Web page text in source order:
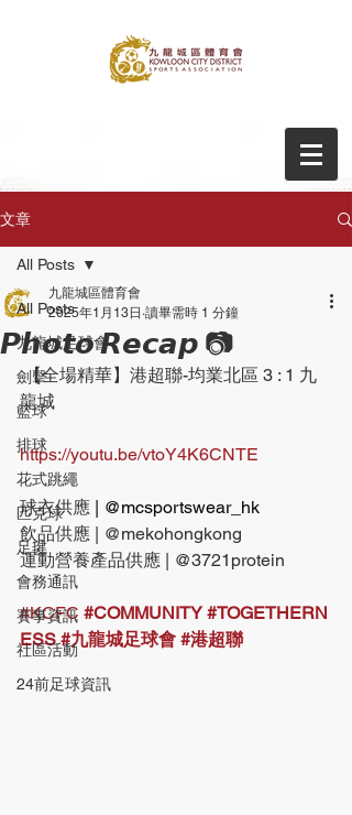
文章
All Posts
九龍城足球會
劍擊
籃球
排球
花式跳繩
匹克球
足毽
會務通訊
賽事資訊
社區活動
24前足球資訊
All Posts
𝙋𝙝𝙤𝙩𝙤 𝙍𝙚𝙘𝙖𝙥 📷
九龍城區體育會
2025年1月13日 讀畢需時 1 分鐘
【全場精華】港超聯-均業北區 3 : 1 九
龍城
https://youtu.be/vtoY4K6CNTE
球衣供應 | @mcsportswear_hk
飲品供應 | @mekohongkong
運動營養產品供應 | @3721protein
#KCFC #COMMUNITY #TOGETHERN
ESS #九龍城足球會 #港超聯